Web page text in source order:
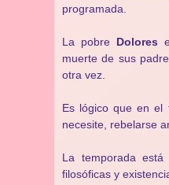
programada.
La pobre Dolores
muerte de sus
otra vez.
Es lógico que en el
necesite, rebelarse
La temporada está
filosóficas y